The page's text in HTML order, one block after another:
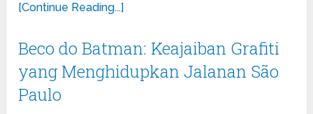
[Continue Reading...]
Beco do Batman: Keajaiban Grafiti
yang Menghidupkan Jalanan São
Paulo